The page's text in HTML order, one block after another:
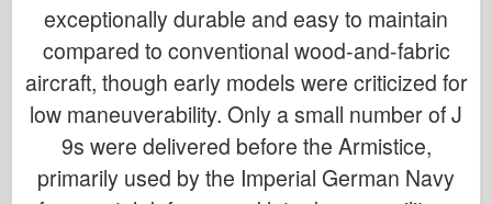
exceptionally durable and easy to maintain
compared to conventional wood-and-fabric
aircraft, though early models were criticized for
low maneuverability. Only a small number of J
9s were delivered before the Armistice,
primarily used by the Imperial German Navy